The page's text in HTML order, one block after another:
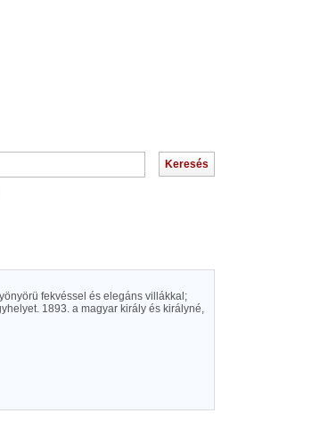
fekvéssel és elegáns villákkal;
1893. a magyar király és királyné,